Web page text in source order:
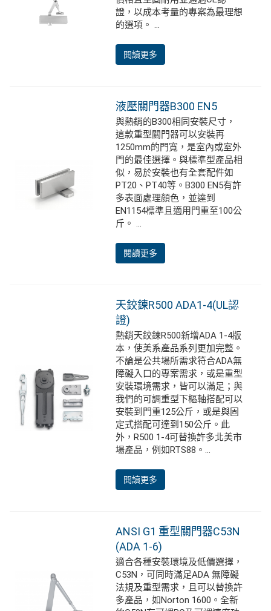
證，以成本考量的專案為最理想
的選項。 ...
閱讀更多
液壓關門器B300 EN5
與熱銷的B300相同安裝尺寸，
這款重型關門器可以安裝再
1250mm的門寬，是室內或室外
門的最佳選擇。與標準型產品相
似，易於安裝也有全套配件如
PT20、PT40等。B300 EN5有許
多表面處理顏色，並達到
EN1154標準且適用門重至100公
斤。 ...
閱讀更多
天鉸鍊R500 ADA1-4(UL認
證)
熱銷天鉸鍊R500新增ADA 1-4版
本，使美系產品系列更加完整。
不論是公共場所需求符合ADA無
障礙入口的專案需求，或是重型
安裝環境需求，皆可以滿足；與
我們的可調重型下樞軸搭配可以
安裝到門重125公斤，或是與固
定式搭配可達到150公斤。此
外，R500 1-4可替換許多北美市
場產品，例如RTS88。...
閱讀更多
ANSI G1 重型關門器C53N
(ADA 1-6)
適合各種安裝環境及低價選擇，
C53N，可同時滿足ADA 無障礙
法規及重型需求，且可以替換許
多產品，如Norton 1600。全新